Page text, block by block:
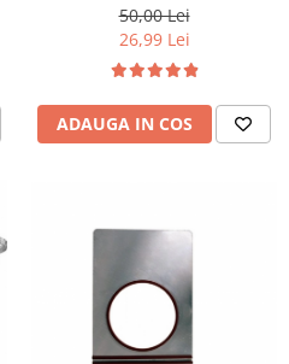
50,00 Lei
26,99 Lei
ADAUGA IN COS